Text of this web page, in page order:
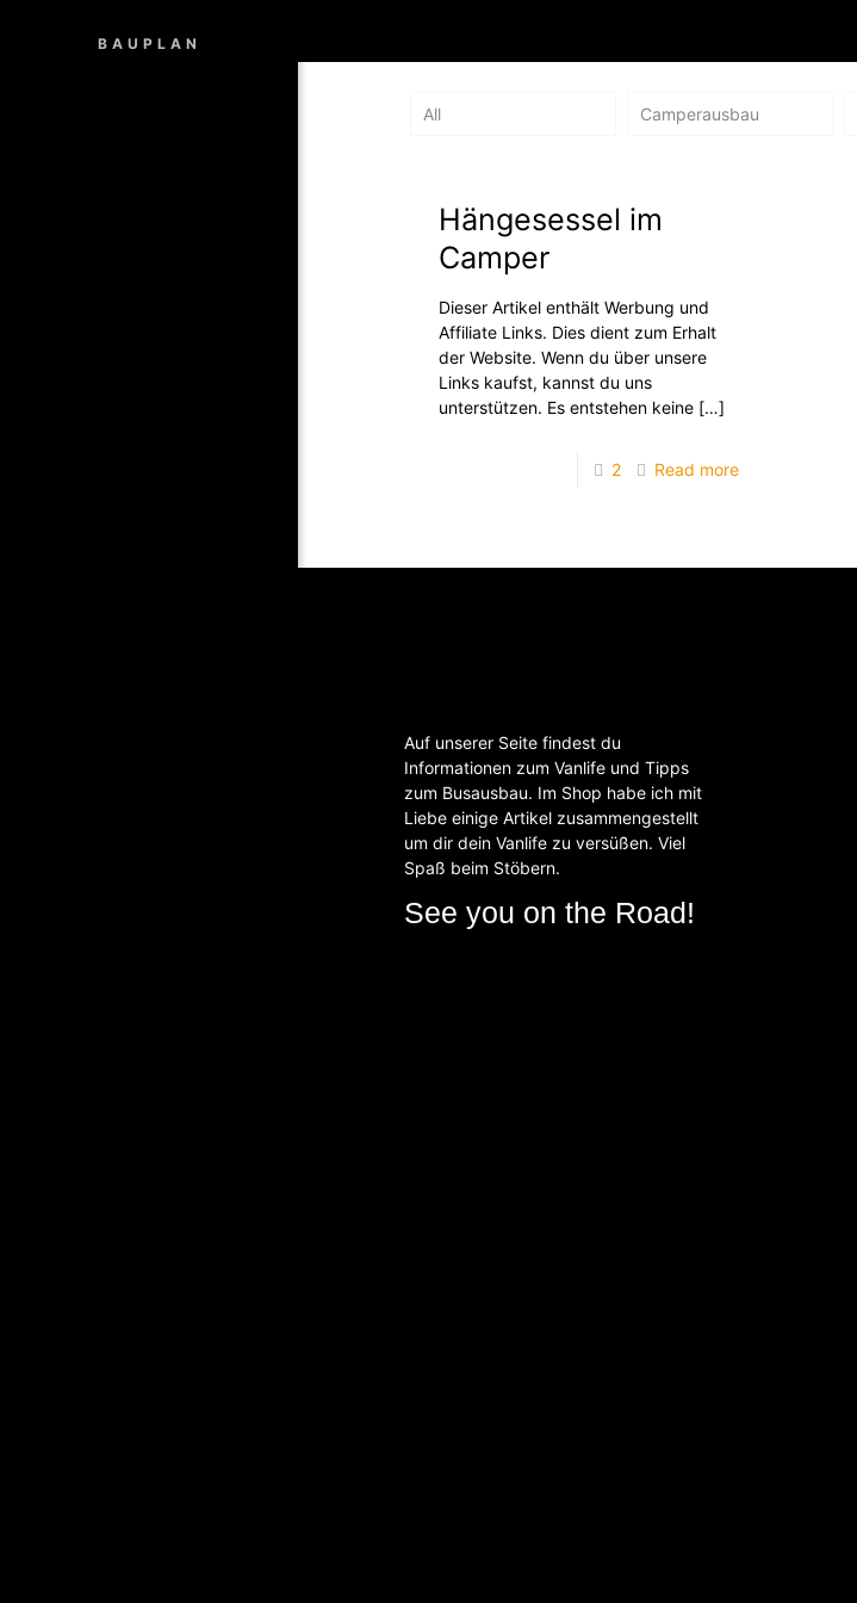
BAUPLAN
All Camperausbau
Hängesessel im
Camper
Dieser Artikel enthält Werbung und
Affiliate Links. Dies dient zum Erhalt
der Website. Wenn du über unsere
Links kaufst, kannst du uns
unterstützen. Es entstehen keine […]
2 Read more
Auf unserer Seite findest du
Informationen zum Vanlife und Tipps
zum Busausbau. Im Shop habe ich mit
Liebe einige Artikel zusammengestellt
um dir dein Vanlife zu versüßen. Viel
Spaß beim Stöbern.
See you on the Road!